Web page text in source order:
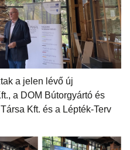
a jelen lévő új
a DOM Bútorgyártó és
Kft. és a Lépték-Terv